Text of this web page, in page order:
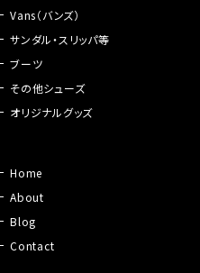
Vans（バンズ）
サンダル・スリッパ等
ブーツ
その他シューズ
オリジナルグッズ
Home
About
Blog
Contact